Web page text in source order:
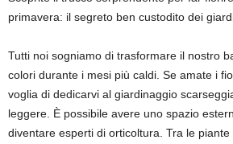
primavera: il segreto ben custodito dei
Tutti noi sogniamo di trasformare il nostro
colori durante i mesi più caldi. Se amate i
voglia di dedicarvi al giardinaggio
leggere. È possibile avere uno spazio
diventare esperti di orticoltura. Tra le